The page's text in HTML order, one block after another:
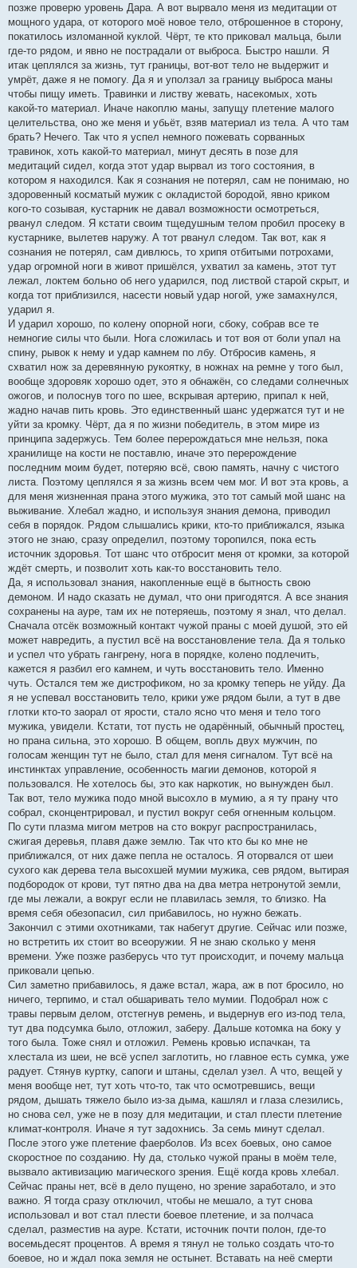
позже проверю уровень Дара. А вот вырвало меня из медитации от
мощного удара, от которого моё новое тело, отброшенное в сторону,
покатилось изломанной куклой. Чёрт, те кто приковал мальца, были
где-то рядом, и явно не пострадали от выброса. Быстро нашли. Я
итак цеплялся за жизнь, тут границы, вот-вот тело не выдержит и
умрёт, даже я не помогу. Да я и уползал за границу выброса маны
чтобы пищу иметь. Травинки и листву жевать, насекомых, хоть
какой-то материал. Иначе накоплю маны, запущу плетение малого
целительства, оно же меня и убьёт, взяв материал из тела. А что там
брать? Нечего. Так что я успел немного пожевать сорванных
травинок, хоть какой-то материал, минут десять в позе для
медитаций сидел, когда этот удар вырвал из того состояния, в
котором я находился. Как я сознания не потерял, сам не понимаю, но
здоровенный косматый мужик с окладистой бородой, явно криком
кого-то созывая, кустарник не давал возможности осмотреться,
рванул следом. Я кстати своим тщедушным телом пробил просеку в
кустарнике, вылетев наружу. А тот рванул следом. Так вот, как я
сознания не потерял, сам дивлюсь, то хрипя отбитыми потрохами,
удар огромной ноги в живот пришёлся, ухватил за камень, этот тут
лежал, локтем больно об него ударился, под листвой старой скрыт, и
когда тот приблизился, насести новый удар ногой, уже замахнулся,
ударил я.
И ударил хорошо, по колену опорной ноги, сбоку, собрав все те
немногие силы что были. Нога сложилась и тот воя от боли упал на
спину, рывок к нему и удар камнем по лбу. Отбросив камень, я
схватил нож за деревянную рукоятку, в ножнах на ремне у того был,
вообще здоровяк хорошо одет, это я обнажён, со следами солнечных
ожогов, и полоснув того по шее, вскрывая артерию, припал к ней,
жадно начав пить кровь. Это единственный шанс удержатся тут и не
уйти за кромку. Чёрт, да я по жизни победитель, в этом мире из
принципа задержусь. Тем более перерождаться мне нельзя, пока
хранилище на кости не поставлю, иначе это перерождение
последним моим будет, потеряю всё, свою память, начну с чистого
листа. Поэтому цеплялся я за жизнь всем чем мог. И вот эта кровь, а
для меня жизненная прана этого мужика, это тот самый мой шанс на
выживание. Хлебал жадно, и используя знания демона, приводил
себя в порядок. Рядом слышались крики, кто-то приближался, языка
этого не знаю, сразу определил, поэтому торопился, пока есть
источник здоровья. Тот шанс что отбросит меня от кромки, за которой
ждёт смерть, и позволит хоть как-то восстановить тело.
Да, я использовал знания, накопленные ещё в бытность свою
демоном. И надо сказать не думал, что они пригодятся. А все знания
сохранены на ауре, там их не потеряешь, поэтому я знал, что делал.
Сначала отсёк возможный контакт чужой праны с моей душой, это ей
может навредить, а пустил всё на восстановление тела. Да я только
и успел что убрать гангрену, нога в порядке, колено подлечить,
кажется я разбил его камнем, и чуть восстановить тело. Именно
чуть. Остался тем же дистрофиком, но за кромку теперь не уйду. Да
я не успевал восстановить тело, крики уже рядом были, а тут в две
глотки кто-то заорал от ярости, стало ясно что меня и тело того
мужика, увидели. Кстати, тот пусть не одарённый, обычный простец,
но прана сильна, это хорошо. В общем, вопль двух мужчин, по
голосам женщин тут не было, стал для меня сигналом. Тут всё на
инстинктах управление, особенность магии демонов, которой я
пользовался. Не хотелось бы, это как наркотик, но вынужден был.
Так вот, тело мужика подо мной высохло в мумию, а я ту прану что
собрал, сконцентрировал, и пустил вокруг себя огненным кольцом.
По сути плазма мигом метров на сто вокруг распространилась,
сжигая деревья, плавя даже землю. Так что кто бы ко мне не
приближался, от них даже пепла не осталось. Я оторвался от шеи
сухого как дерева тела высохшей мумии мужика, сев рядом, вытирая
подбородок от крови, тут пятно два на два метра нетронутой земли,
где мы лежали, а вокруг если не плавилась земля, то близко. На
время себя обезопасил, сил прибавилось, но нужно бежать.
Закончил с этими охотниками, так набегут другие. Сейчас или позже,
но встретить их стоит во всеоружии. Я не знаю сколько у меня
времени. Уже позже разберусь что тут происходит, и почему мальца
приковали цепью.
Сил заметно прибавилось, я даже встал, жара, аж в пот бросило, но
ничего, терпимо, и стал обшаривать тело мумии. Подобрал нож с
травы первым делом, отстегнув ремень, и выдернув его из-под тела,
тут два подсумка было, отложил, заберу. Дальше котомка на боку у
того была. Тоже снял и отложил. Ремень кровью испачкан, та
хлестала из шеи, не всё успел заглотить, но главное есть сумка, уже
радует. Стянув куртку, сапоги и штаны, сделал узел. А что, вещей у
меня вообще нет, тут хоть что-то, так что осмотревшись, вещи
рядом, дышать тяжело было из-за дыма, кашлял и глаза слезились,
но снова сел, уже не в позу для медитации, и стал плести плетение
климат-контроля. Иначе я тут задохнись. За семь минут сделал.
После этого уже плетение фаерболов. Из всех боевых, оно самое
скоростное по созданию. Ну да, столько чужой праны в моём теле,
вызвало активизацию магического зрения. Ещё когда кровь хлебал.
Сейчас праны нет, всё в дело пущено, но зрение заработало, и это
важно. Я тогда сразу отключил, чтобы не мешало, а тут снова
использовал и вот стал плести боевое плетение, и за полчаса
сделал, разместив на ауре. Кстати, источник почти полон, где-то
восемьдесят процентов. А время я тянул не только создать что-то
боевое, но и ждал пока земля не остынет. Вставать на неё смерти